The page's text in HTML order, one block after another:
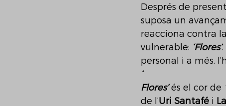
Després de
suposa un
reacciona contra
vulnerable: ‘Flores’
personal i a més,
‘
Flores’ és el cor de
de l’Uri Santafé i